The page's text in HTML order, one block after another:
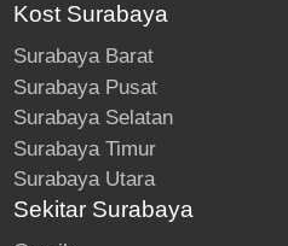
Kost Surabaya
Surabaya Barat
Surabaya Pusat
Surabaya Selatan
Surabaya Timur
Surabaya Utara
Sekitar Surabaya